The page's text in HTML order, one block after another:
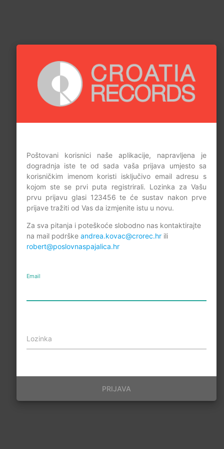
Poštovani korisnici naše aplikacije, napravljena je
dogradnja iste te od sada vaša prijava umjesto sa
korisničkim imenom koristi isključivo email adresu s
kojom ste se prvi puta registrirali. Lozinka za Vašu
prvu prijavu glasi 123456 te će sustav nakon prve
prijave tražiti od Vas da izmjenite istu u novu.
Za sva pitanja i poteškoće slobodno nas kontaktirajte
na mail podrške andrea.kovac@crorec.hrili
robert@poslovnaspajalica.hr
Email
Lozinka
PRIJAVA